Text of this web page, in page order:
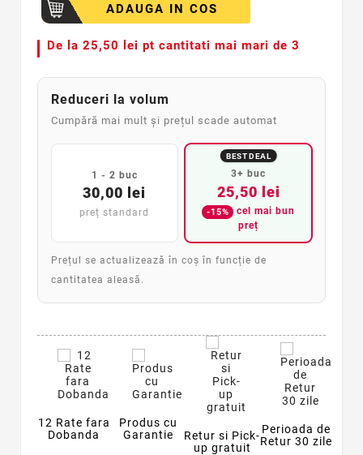
ADAUGA IN COS
De la 25,50 lei pt cantitati mai mari de 3
Reduceri la volum
Cumpără mai mult și prețul scade automat
1 - 2 buc
30,00 lei
preț standard
BEST DEAL
3+ buc
25,50 lei
-15%
cel mai bun
preț
Prețul se actualizează în coș în funcție de
cantitatea aleasă.
12 Rate fara
Dobanda
Produs cu
Garantie
Retur si Pick-
up gratuit
Perioada de
Retur 30 zile